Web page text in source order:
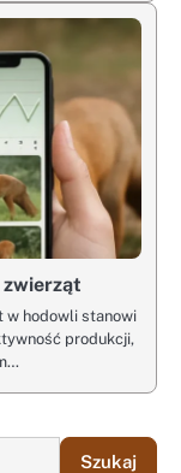
w hodowli stanowi
produkcji,
Szukaj